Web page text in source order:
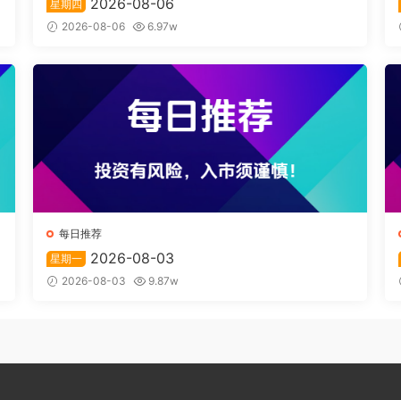
星期四 2026-08-06
2026-08-06 6.97w
每日推荐
星期一
2026-08-03
2026-08-03 9.87w